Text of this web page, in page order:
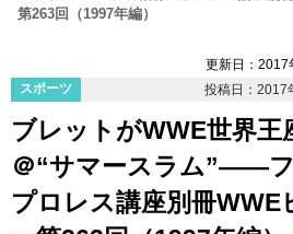
第263回（1997年編）
更新日：2017
スポーツ
投稿日：2017
ブレットがWWE世界王
＠“サマースラム”――
プロレス講座別冊WWE